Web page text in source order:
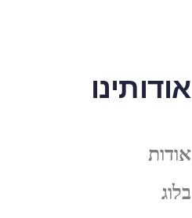
אודותינו
אודות
בלוג